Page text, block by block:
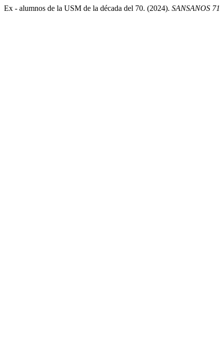
Ex - alumnos de la USM de la década del 70. (2024). SANSANOS